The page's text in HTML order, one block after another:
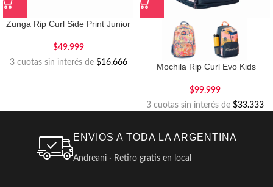
Zunga Rip Curl Side Print Junior
$49.999
3 cuotas sin interés de $16.666 Mochila Rip Curl Evo Kids
$99.999
3 cuotas sin interés de $33.333
ENVIOS A TODA LA ARGENTINA
Andreani · Retiro gratis en local